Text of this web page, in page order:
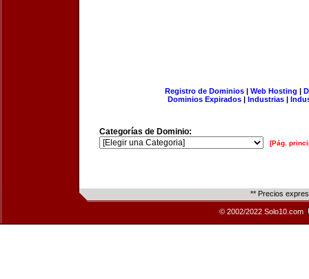
Registro de Dominios| Web Hosting |
Dominios Expirados | Industrias |
Categorías de Dominio:
[Pág.
** Precios
© 2002/2022 Solo10.com